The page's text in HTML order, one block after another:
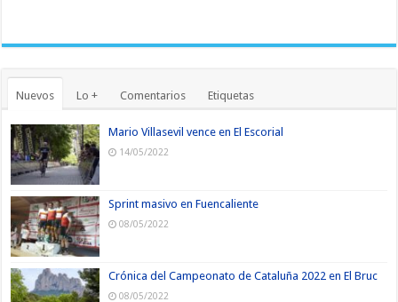
Nuevos Lo + Comentarios Etiquetas
Mario Villasevil vence en El Escorial
14/05/2022
Sprint masivo en Fuencaliente
08/05/2022
Crónica del Campeonato de Cataluña 2022 en El Bruc
08/05/2022